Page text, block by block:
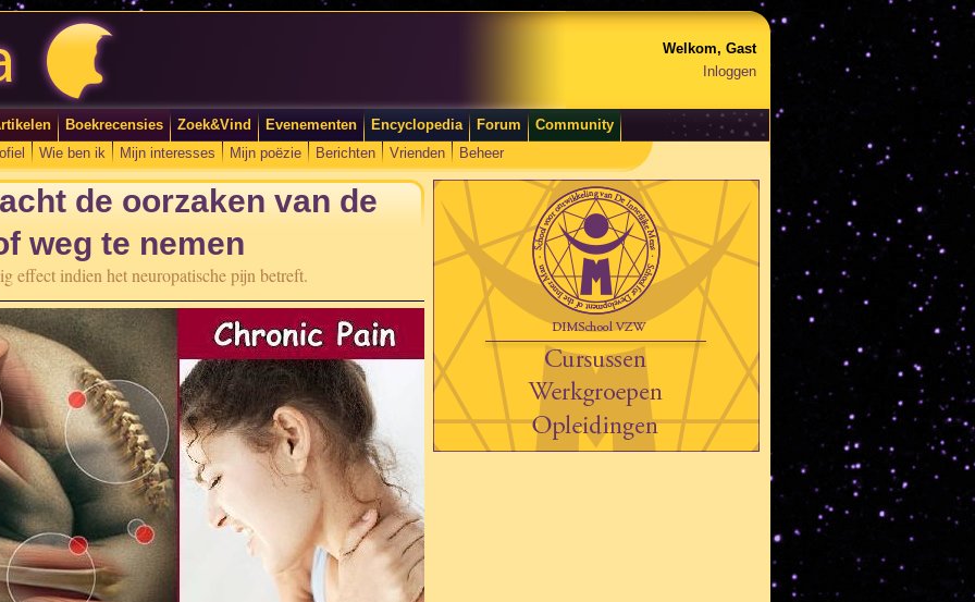
Welkom, Gast
Inloggen
Boekrecensies Zoek&Vind Evenementen Encyclopedia Forum
Community
Wie ben ik Mijn interesses Mijn poëzie Berichten Vrienden Beheer
de oorzaken van de
weg te nemen
effect indien het neuropatische pijn betreft.